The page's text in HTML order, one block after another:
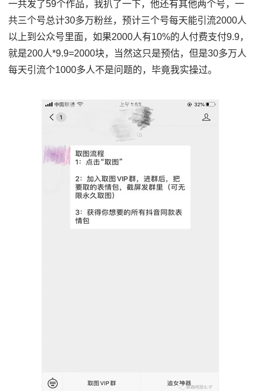
一共发了59个作品，我扒了一下，他还有其他两个号，一
共三个号总计30多万粉丝，预计三个号每天能引流2000人
以上到公众号里面，如果2000人有10%的人付费支付9.9，
就是200人*9.9=2000块，当然这只是预估，但是30多万人
每天引流个1000多人不是问题的，毕竟我实操过。